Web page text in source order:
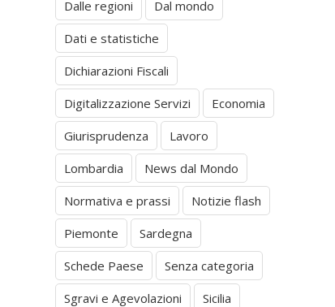
Dalle regioni
Dal mondo
Dati e statistiche
Dichiarazioni Fiscali
Digitalizzazione Servizi
Economia
Giurisprudenza
Lavoro
Lombardia
News dal Mondo
Normativa e prassi
Notizie flash
Piemonte
Sardegna
Schede Paese
Senza categoria
Sgravi e Agevolazioni
Sicilia